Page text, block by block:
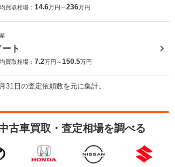
買取相場： 14.6万円～236万円
ート
買取相場： 7.2万円～150.5万円
日の査定依頼数を元に集計。
古車買取・査定相場を調べる